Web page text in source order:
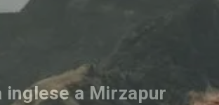
inglese a Mirzapur